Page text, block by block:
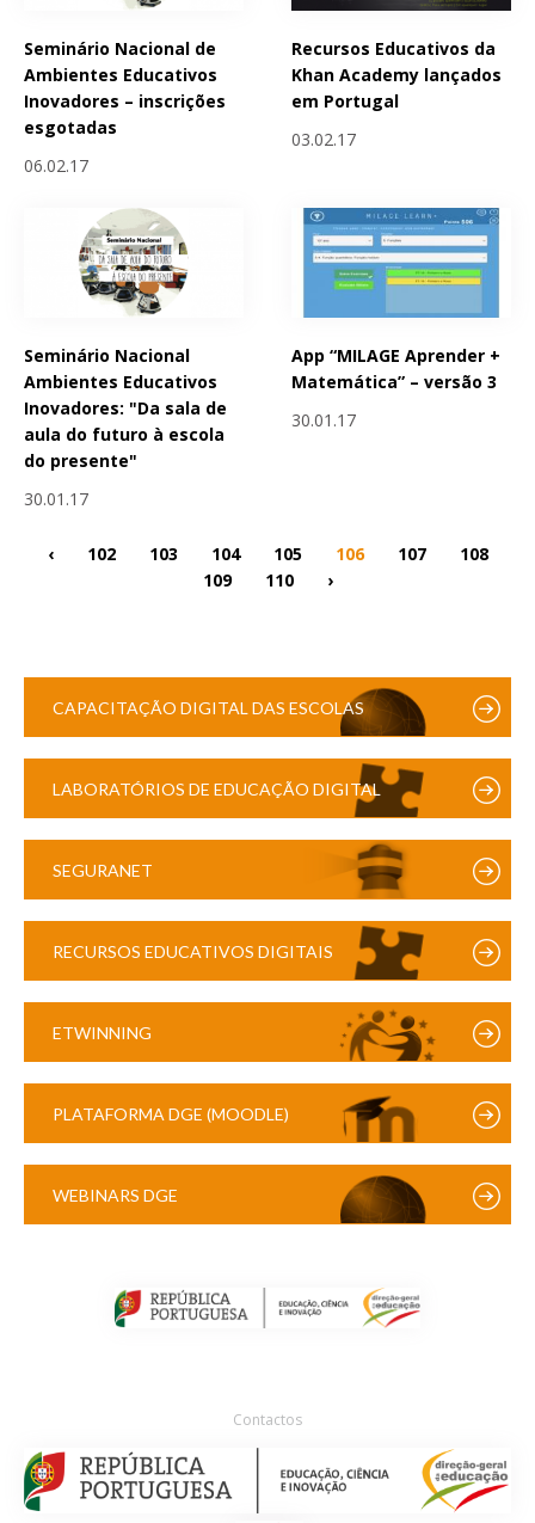
Seminário Nacional de
Ambientes Educativos
Inovadores – inscrições
esgotadas
06.02.17
Recursos Educativos da
Khan Academy lançados
em Portugal
03.02.17
Seminário Nacional
Ambientes Educativos
Inovadores: "Da sala de
aula do futuro à escola
do presente"
30.01.17
App “MILAGE Aprender +
Matemática” – versão 3
30.01.17
‹ 102 103 104 105 106 107
108
109
110 ›
CAPACITAÇÃO DIGITAL DAS ESCOLAS
LABORATÓRIOS DE EDUCAÇÃO DIGITAL
SEGURANET
RECURSOS EDUCATIVOS DIGITAIS
ETWINNING
PLATAFORMA DGE (MOODLE)
WEBINARS DGE
Contactos